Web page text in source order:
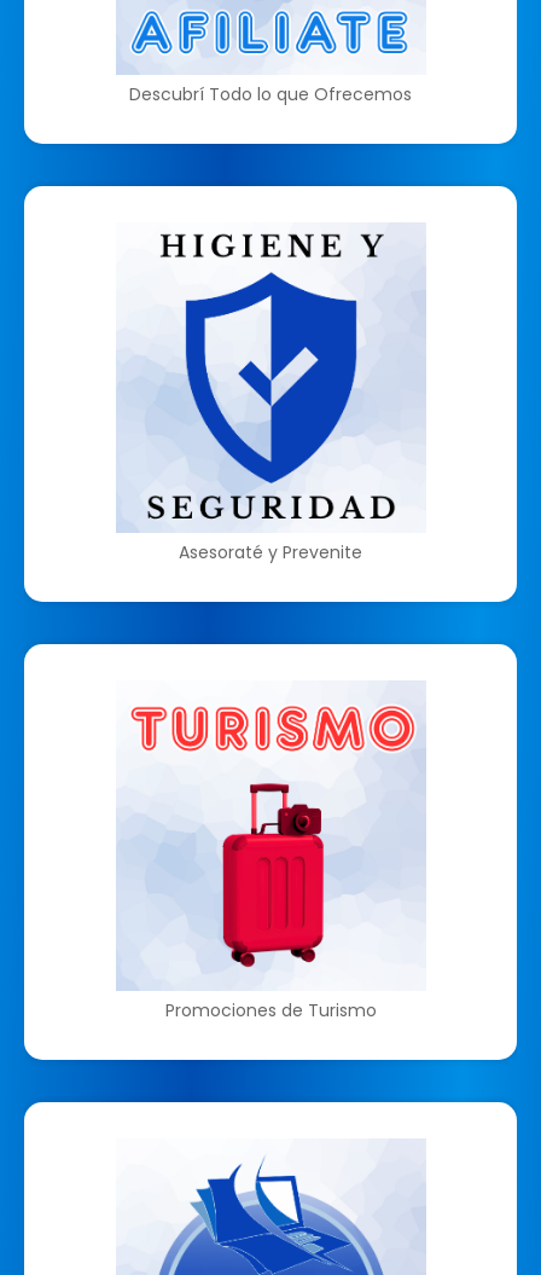
Descubrí Todo lo que Ofrecemos
Asesoraté y Prevenite
Promociones de Turismo